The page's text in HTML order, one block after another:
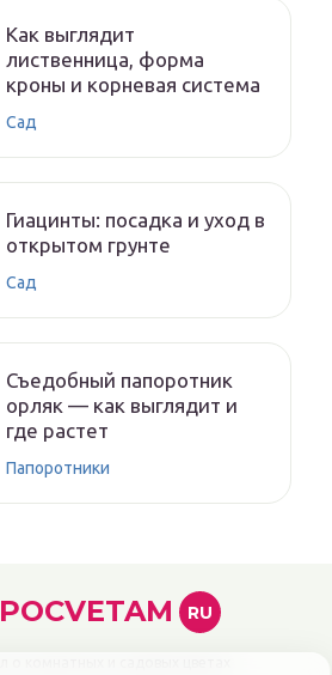
Как выглядит
лиственница, форма
кроны и корневая система
Сад
Гиацинты: посадка и уход в
открытом грунте
Сад
Съедобный папоротник
орляк — как выглядит и
где растет
Папоротники
POCVETAM RU